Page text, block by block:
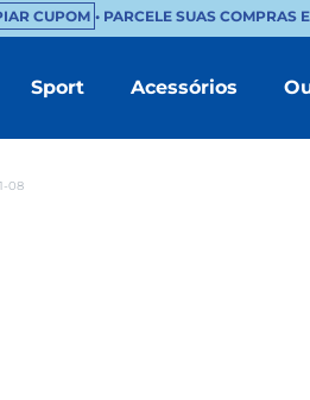
CUPOM • PARCELE SUAS COMPRAS
Sport Acessórios
08